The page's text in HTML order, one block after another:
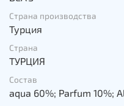
Страна производства
Турция
Страна
ТУРЦИЯ
Состав
aqua 60%; Parfum 10%;